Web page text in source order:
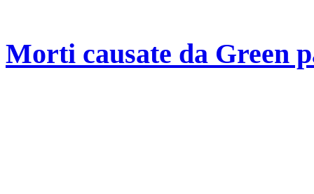
Morti causate da Green